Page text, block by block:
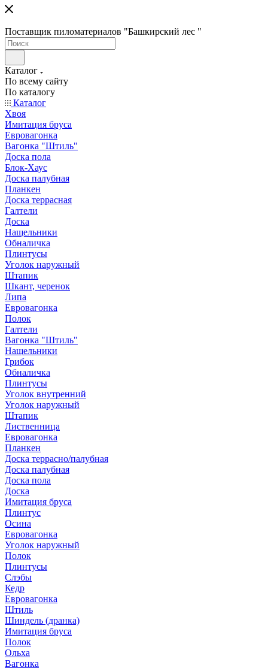
Поставщик пиломатериалов "Башкирский лес "
Каталог
По всему сайту
По каталогу
Каталог
Хвоя
Имитация бруса
Евровагонка
Вагонка "Штиль"
Доска пола
Блок-Хаус
Доска палубная
Планкен
Доска террасная
Галтели
Доска
Нащельники
Обналичка
Плинтусы
Уголок наружный
Штапик
Шкант, черенок
Липа
Евровагонка
Полок
Галтели
Вагонка "Штиль"
Нащельники
Грибок
Обналичка
Плинтусы
Уголок внутренний
Уголок наружный
Штапик
Лиственница
Евровагонка
Планкен
Доска террасно/палубная
Доска палубная
Доска пола
Доска
Имитация бруса
Плинтус
Осина
Евровагонка
Уголок наружный
Полок
Плинтусы
Слэбы
Кедр
Евровагонка
Штиль
Шиндель (дранка)
Имитация бруса
Полок
Ольха
Вагонка